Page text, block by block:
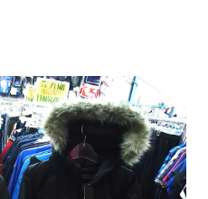
！！ よろしくお願いいたしま
ーはこちら